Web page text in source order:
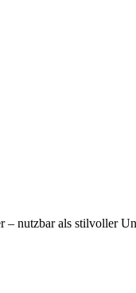
nutzbar als stilvoller